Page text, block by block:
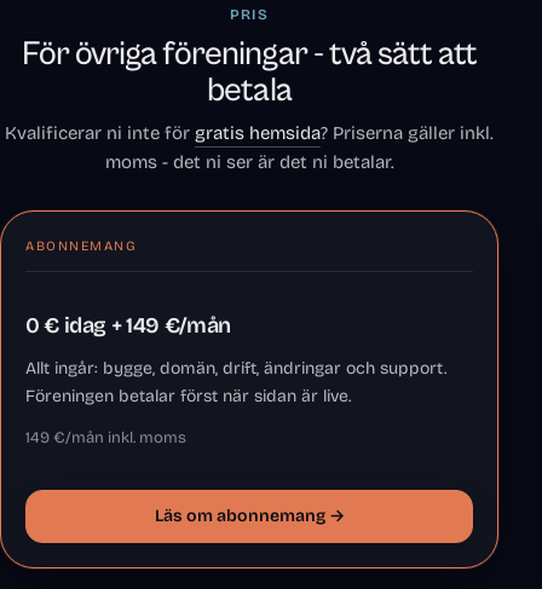
PRIS
För övriga föreningar - två sätt att
betala
Kvalificerar ni inte för gratis hemsida? Priserna gäller inkl.
moms - det ni ser är det ni betalar.
ABONNEMANG
0 € idag + 149 €/mån
Allt ingår: bygge, domän, drift, ändringar och support.
Föreningen betalar först när sidan är live.
149 €/mån inkl. moms
Läs om abonnemang →